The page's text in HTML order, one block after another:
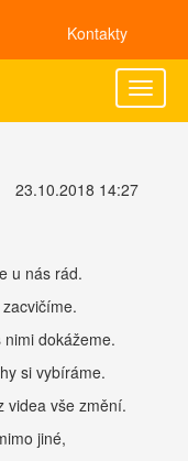
Kontakty
Toggle
23.10.2018 14:27
u nás rád.
dokážeme.
si vybíráme.
videa vše změní.
jiné,